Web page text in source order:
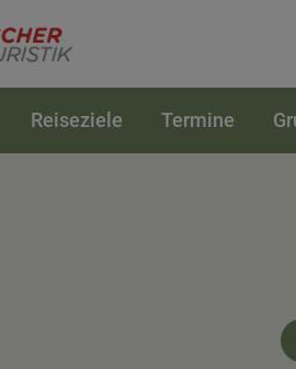
Reiseziele Termine